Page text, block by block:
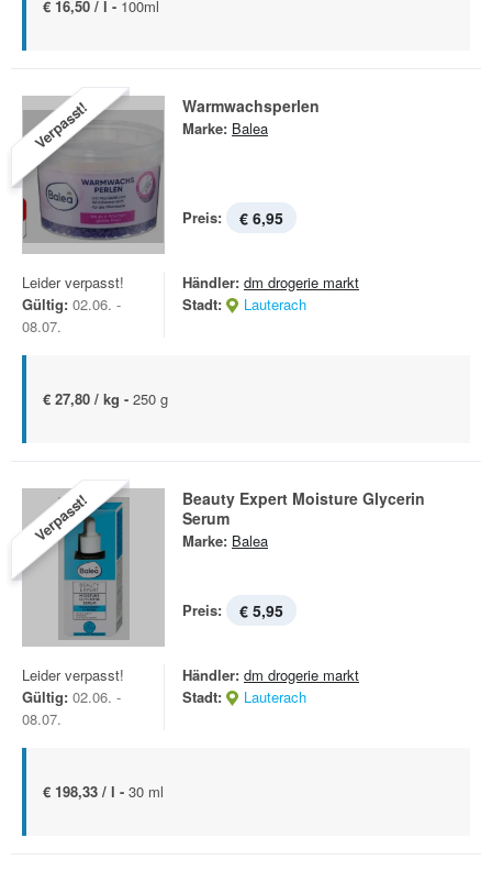
€ 16,50 / l - 100ml
Verpasst! Warmwachsperlen
Marke: Balea
Preis: € 6,95
Leider verpasst!
Gültig: 02.06. -
08.07.
Händler: dm drogerie markt
Stadt:
Lauterach
€ 27,80 / kg - 250 g
Verpasst!
Beauty Expert Moisture Glycerin
Serum
Marke: Balea
Preis: € 5,95
Leider verpasst!
Gültig: 02.06. -
08.07.
Händler: dm drogerie markt
Stadt:
Lauterach
€ 198,33 / l - 30 ml